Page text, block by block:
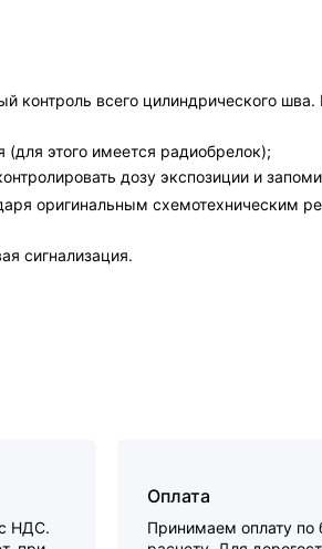
всего цилиндрического
(для этого имеется радиобрелок);
дозу экспозиции и
оригинальным схемотехническим
сигнализация.
НДС.
Оплата
Принимаем оплату по